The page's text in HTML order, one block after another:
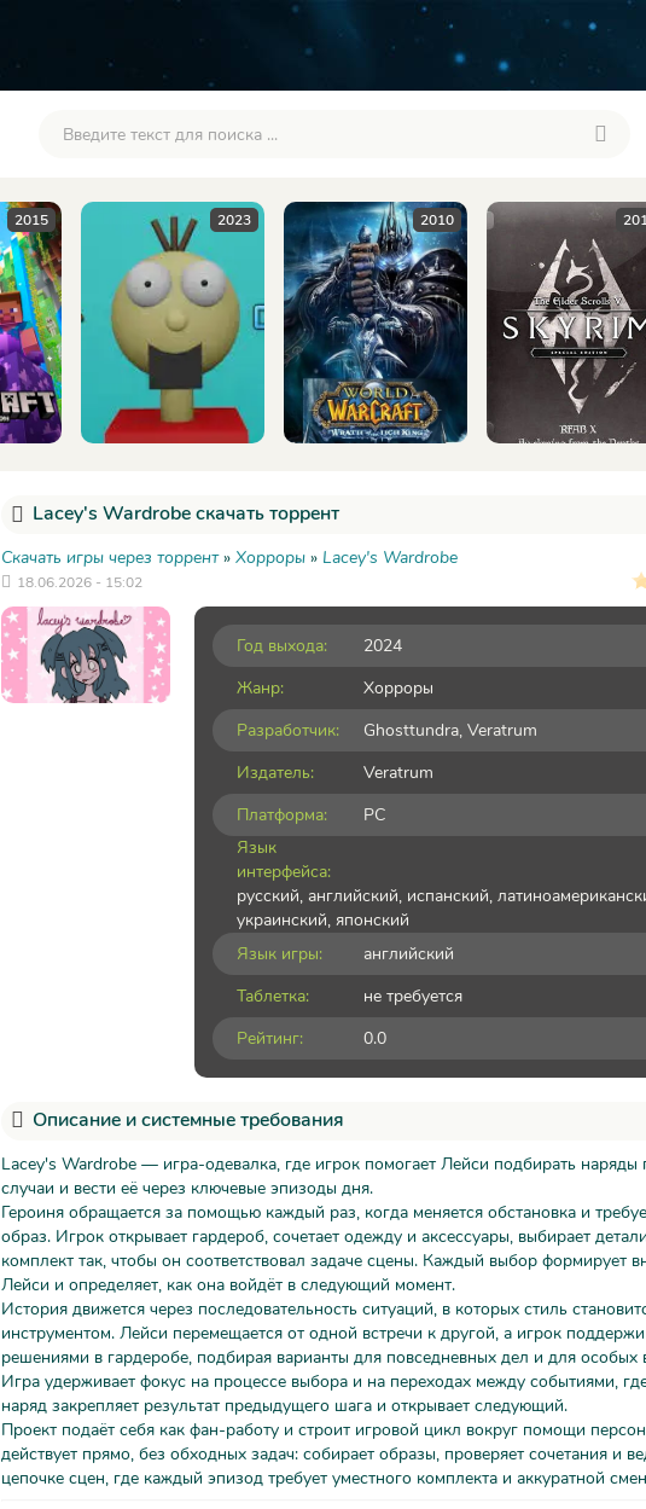
2023 2010 2016
Lacey's Wardrobe скачать торрент
Скачать игры через торрент» Хорроры » Lacey's Wardrobe
18.06.2026 - 15:02
Год выхода:
2024
Жанр:
Хорроры
Разработчик:
Ghosttundra, Veratrum
Издатель:
Veratrum
Платформа:
PC
Язык
интерфейса:
русский, английский, испанский,
украинский, японский
Язык игры:
английский
Таблетка:
не требуется
Рейтинг:
0.0
Описание и системные требования
Lacey's Wardrobe — игра-одевалка, где игрок помогает Лейси подбирать наряды
случаи и вести её через ключевые эпизоды дня.
Героиня обращается за помощью каждый раз, когда меняется обстановка и
образ. Игрок открывает гардероб, сочетает одежду и аксессуары, выбирает
комплект так, чтобы он соответствовал задаче сцены. Каждый выбор формирует
Лейси и определяет, как она войдёт в следующий момент.
История движется через последовательность ситуаций, в которых стиль
инструментом. Лейси перемещается от одной встречи к другой, а игрок
решениями в гардеробе, подбирая варианты для повседневных дел и для особых
Игра удерживает фокус на процессе выбора и на переходах между событиями,
наряд закрепляет результат предыдущего шага и открывает следующий.
Проект подаёт себя как фан-работу и строит игровой цикл вокруг помощи
действует прямо, без обходных задач: собирает образы, проверяет сочетания и
цепочке сцен, где каждый эпизод требует уместного комплекта и аккуратной